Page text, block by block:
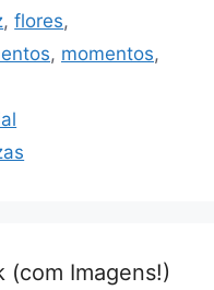
,flores,
, momentos,
(com Imagens!)